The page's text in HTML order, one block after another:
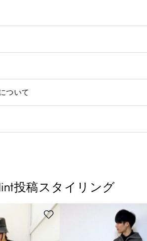
ついて
投稿スタイリング